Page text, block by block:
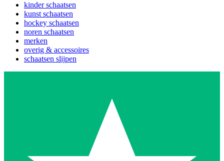
kinder schaatsen
kunst schaatsen
hockey schaatsen
noren schaatsen
merken
overig & accessoires
schaatsen slijpen